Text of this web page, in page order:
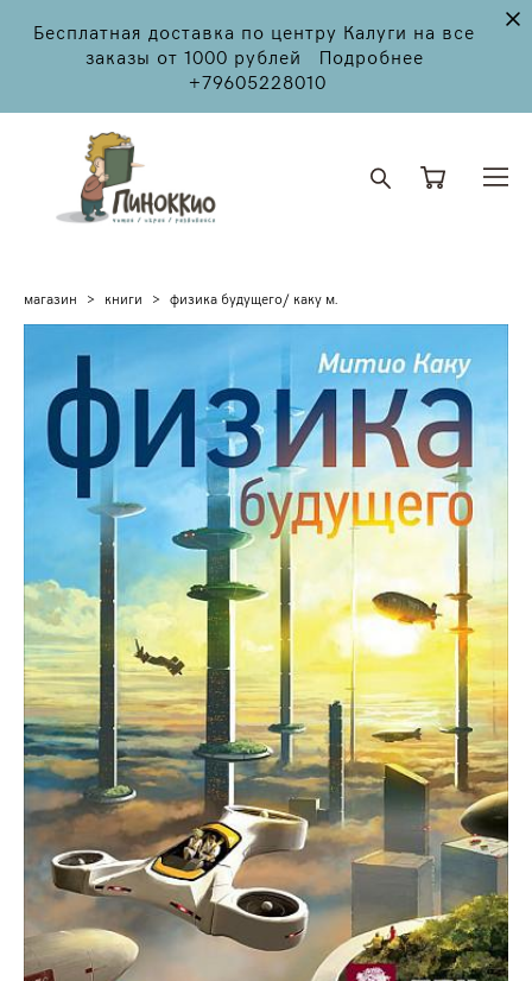
Бесплатная доставка по центру Калуги на все
заказы от 1000 рублей Подробнее
+79605228010
магазин > книги > физика будущего/ каку м.